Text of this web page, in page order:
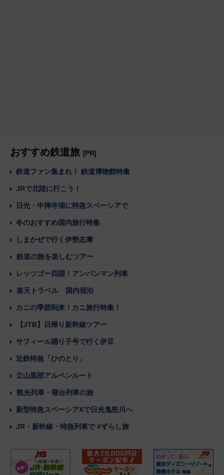
おすすめ鉄道旅 [PR]
鉄道ファン集まれ！ 鉄道博物館特集
JRで北陸に行こう！
日光・中禅寺湖に特急スペーシアで
冬のおすすめ国内旅行特集
しまかぜで行く伊勢志摩
鉄道の旅を楽しむツアー
レッツゴー四国！アンパンマン列車
楽天トラベル 国内宿泊
カニの季節到来！カニ旅行特集！
【JTB】日帰り新幹線ツアー
サフィール踊り子号で行く伊豆
近鉄特急「ひのとり」
立山黒部アルペンルート
観光列車・寝台列車の旅
新型特急スペーシアXで日光鬼怒川へ
JR・新幹線・特急列車で #ずらし旅